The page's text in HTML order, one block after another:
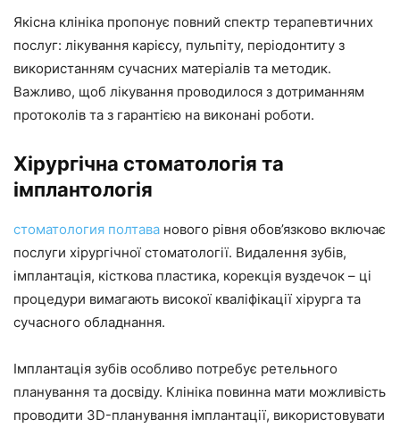
Якісна клініка пропонує повний спектр терапевтичних
послуг: лікування карієсу, пульпіту, періодонтиту з
використанням сучасних матеріалів та методик.
Важливо, щоб лікування проводилося з дотриманням
протоколів та з гарантією на виконані роботи.
Хірургічна стоматологія та
імплантологія
стоматология полтава нового рівня обов’язково включає
послуги хірургічної стоматології. Видалення зубів,
імплантація, кісткова пластика, корекція вуздечок – ці
процедури вимагають високої кваліфікації хірурга та
сучасного обладнання.
Імплантація зубів особливо потребує ретельного
планування та досвіду. Клініка повинна мати можливість
проводити 3D-планування імплантації, використовувати